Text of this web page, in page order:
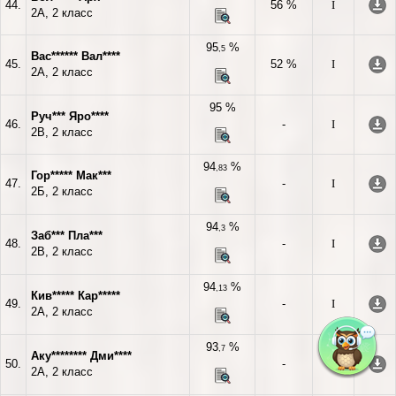
44.
2А, 2 класс
56 % I
45.
Вас****** Вал****
2А, 2 класс
95,5%
52 %
I
46.
Руч*** Яро****
2В, 2 класс
95 %
-
I
47.
Гор***** Мак***
2Б, 2 класс
94,83 %
-
I
48.
Заб*** Пла***
2В, 2 класс
94,3%
-
I
49.
Кив***** Кар*****
2А, 2 класс
94,13 %
-
I
50.
Аку******** Дми****
2А, 2 класс
93,7%
-
I